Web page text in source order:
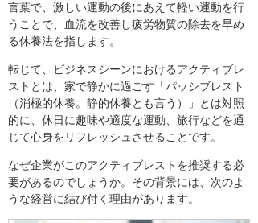
言葉で、激しい運動の後にあえて軽い運動を行
うことで、血流を改善し疲労物質の除去を早め
る休養法を指します。
転じて、ビジネスシーンにおけるアクティブレ
ストとは、家で静かに過ごす「パッシブレスト
（消極的休養。静的休養とも言う）」とは対照
的に、休日に趣味や適度な運動、旅行などを通
じて心身をリフレッシュさせることです。
なぜ企業がこのアクティブレストを推奨する必
要があるのでしょうか。その背景には、次のよ
うな経営に結び付く理由があります。